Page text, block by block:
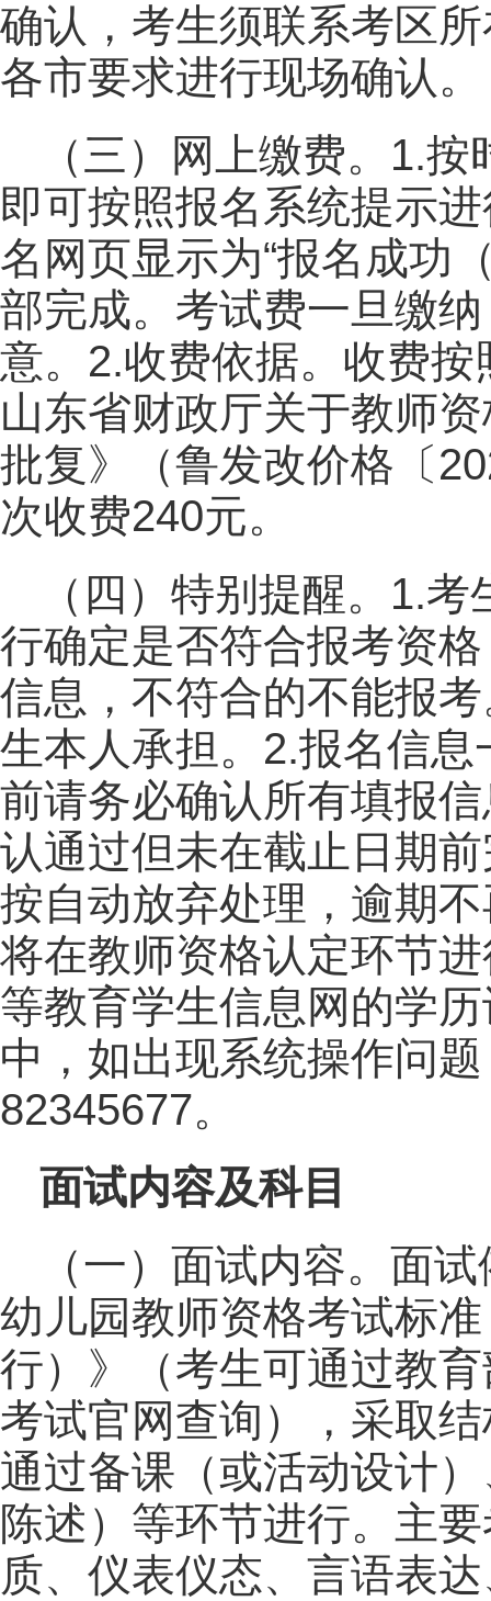
确认，考生须联系考区
各市要求进行现场确认。
（三）网上缴费。1.
即可按照报名系统提示
名网页显示为“报名成功
部完成。考试费一旦缴
意。2.收费依据。收费
山东省财政厅关于教师
批复》（鲁发改价格〔
次收费240元。
（四）特别提醒。1.
行确定是否符合报考资
信息，不符合的不能报
生本人承担。2.报名信
前请务必确认所有填报
认通过但未在截止日期
按自动放弃处理，逾期
将在教师资格认定环节
等教育学生信息网的学
中，如出现系统操作问
82345677。
面试内容及科目
（一）面试内容。面
幼儿园教师资格考试标
行）》（考生可通过教
考试官网查询），采取
通过备课（或活动设计
陈述）等环节进行。主
质、仪表仪态、言语表